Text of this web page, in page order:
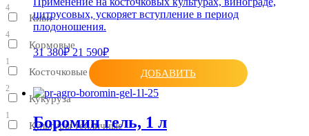
4
Киви
4
Кормовые
1
Косточковые
2
Кукуруза
1
Культуры тепличные
цитрусовых, ускоряет вступление в период
плодоношения.
31 380₽ 21 590₽
ДОБАВИТЬ
Боромин гель, 1 л